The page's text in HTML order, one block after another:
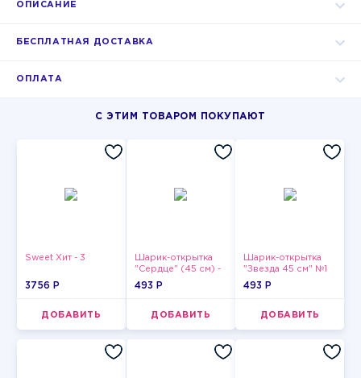
ОПИСАНИЕ
БЕСПЛАТНАЯ ДОСТАВКА
ОПЛАТА
С ЭТИМ ТОВАРОМ ПОКУПАЮТ
Sweet Хит - 3
3756 P
ДОБАВИТЬ
Шарик-открытка
"Сердце" (45 см) -
2
493 P
ДОБАВИТЬ
Шарик-открытка
"Звезда 45 см" №1
493 P
ДОБАВИТЬ